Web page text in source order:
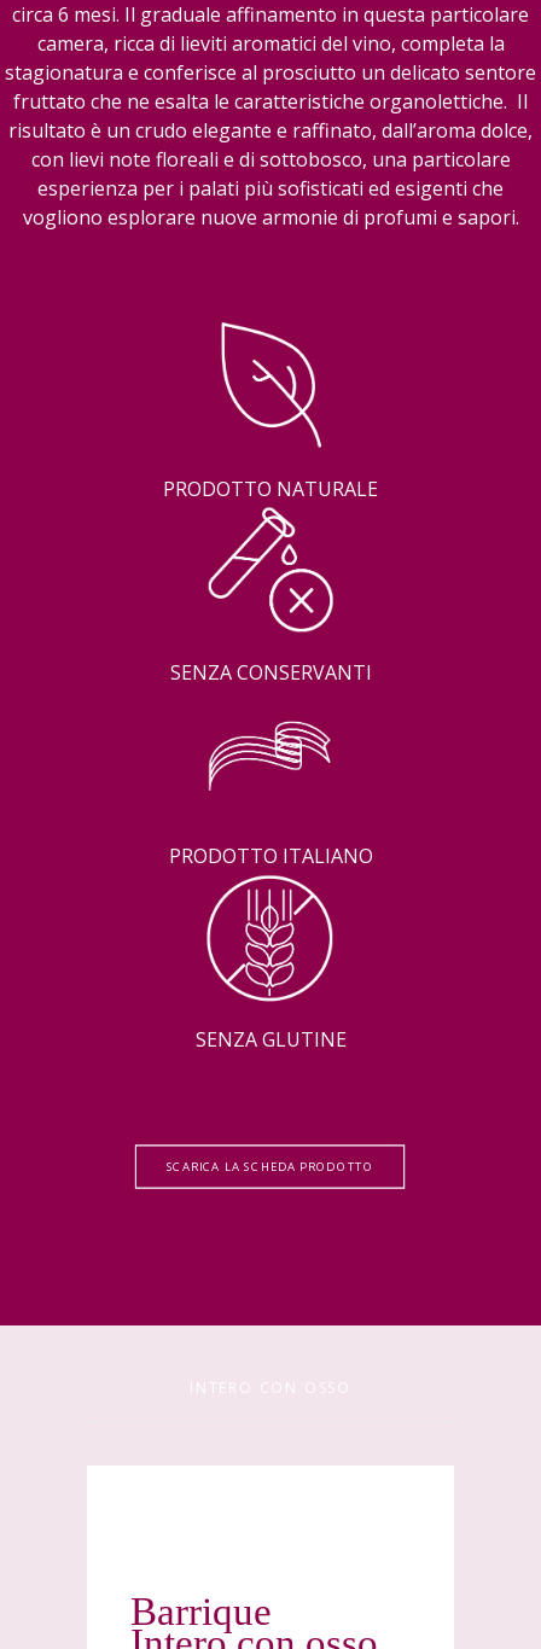
circa 6 mesi. Il graduale affinamento in questa particolare
camera, ricca di lieviti aromatici del vino, completa la
stagionatura e conferisce al prosciutto un delicato sentore
fruttato che ne esalta le caratteristiche organolettiche. Il
risultato è un crudo elegante e raffinato, dall’aroma dolce,
con lievi note floreali e di sottobosco, una particolare
esperienza per i palati più sofisticati ed esigenti che
vogliono esplorare nuove armonie di profumi e sapori.
PRODOTTO NATURALE
SENZA CONSERVANTI
PRODOTTO ITALIANO
SENZA GLUTINE
SCARICA LA SCHEDA PRODOTTO
INTERO CON OSSO
Barrique